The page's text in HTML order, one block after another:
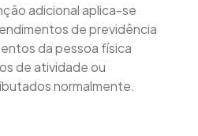
adicional aplica-se
de previdência
da pessoa física
de atividade ou
normalmente.